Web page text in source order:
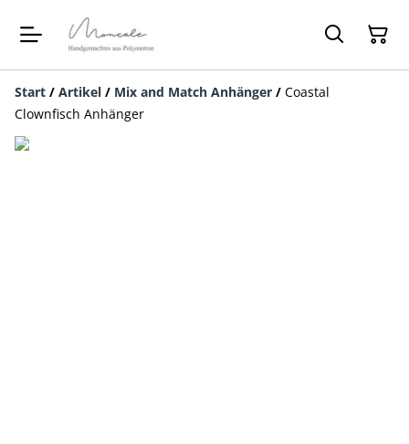
Start / Artikel / Mix and Match Anhänger / Coastal
Clownfisch Anhänger